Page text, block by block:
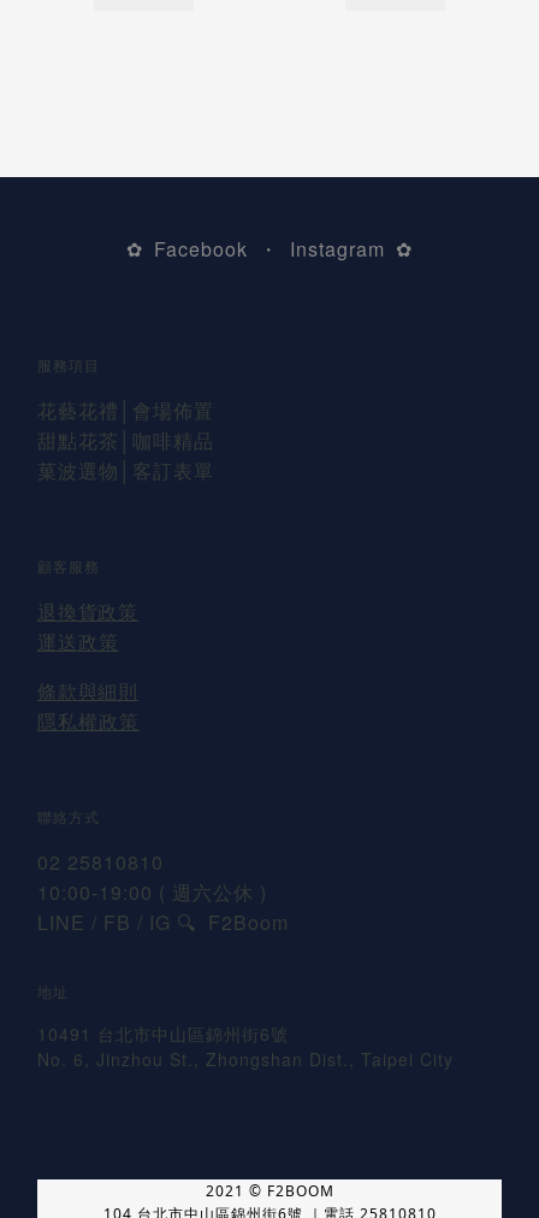
✿ Facebook ・ Instagram ✿
服務項目
花藝花禮
│會場佈置
甜點花茶│咖啡精品
菓波選物
客訂表單
顧客服務
退換貨政策
運送 政策
條款與細則
隱私權政策
聯絡方式
02 25810810
10:00-19:00 ( 週六公休 )
LINE / FB / IG 🔍 F2Boom
地址
10491 台北市中山區錦州街6號
No. 6, Jinzhou St., Zhongshan Dist., Taipei City
2021 © F2BOOM
104 台北市中山區錦州街6號 ｜電話 25810810